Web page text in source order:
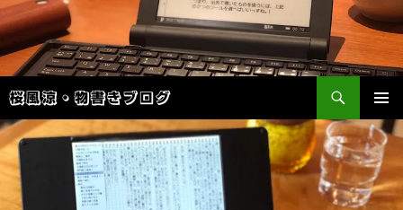
桜風涼・物書きブログ
検
索
メインメ
ニュー
ン
テ
ン
ツ